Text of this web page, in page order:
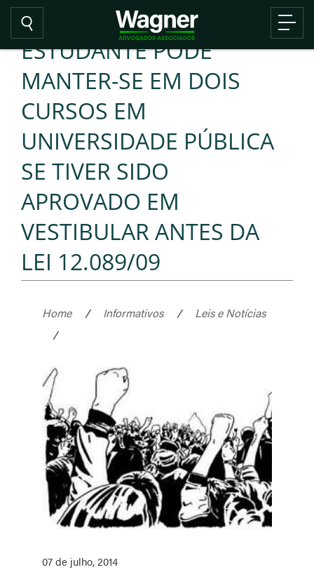
ESTUDANTE PODE
MANTER-SE EM DOIS
CURSOS EM
UNIVERSIDADE PÚBLICA
SE TIVER SIDO
APROVADO EM
VESTIBULAR ANTES DA
LEI 12.089/09
Home / Informativos /
Leis e Notícias
/
07 de julho, 2014